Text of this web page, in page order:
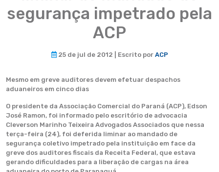
segurança impetrado pela
ACP
25 de jul de 2012 | Escrito por ACP
Mesmo em greve auditores devem efetuar despachos
aduaneiros em cinco dias
O presidente da Associação Comercial do Paraná (ACP), Edson
José Ramon, foi informado pelo escritório de advocacia
Cleverson Marinho Teixeira Advogados Associados que nessa
terça-feira (24), foi deferida liminar ao mandado de
segurança coletivo impetrado pela instituição em face da
greve dos auditores fiscais da Receita Federal, que estava
gerando dificuldades para a liberação de cargas na área